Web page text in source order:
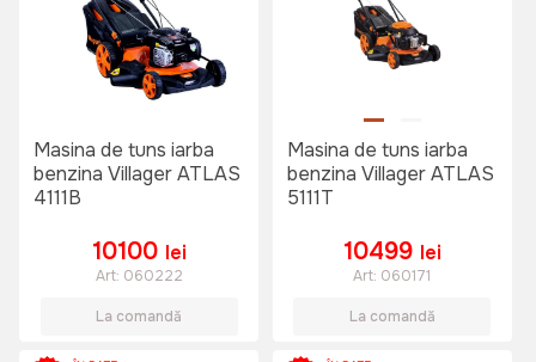
Masina de tuns iarba
benzina Villager ATLAS
4111B
10100 lei
Art: 060222
La comandă
Masina de tuns iarba
benzina Villager ATLAS
5111T
10499 lei
Art: 060171
La comandă